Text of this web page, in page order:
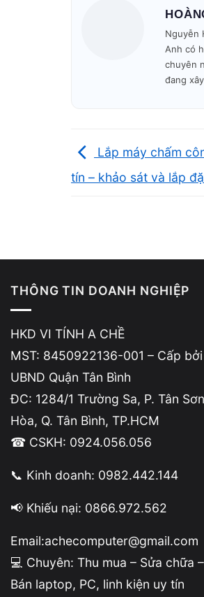
Vi Tính A Chề
như lỗi nguồn,
bàn phím lỗi, pin
tính chính xác
nhân, đưa ra
kỳ hành động
Quy trình
Mọi bước đều
Không thu thêm
mới. Minh bạch
Linh kiện
Nguyễn
Anh có
chuyên
đang
Lắp máy chấm
tín – khảo sát và lắp
THÔNG TIN DOANH NGHIỆP
HKD VI TÍNH A CHỀ
MST: 8450922136-001 – Cấp bởi
UBND Quận Tân Bình
ĐC: 1284/1 Trường Sa, P. Tân Sơn
Hòa, Q. Tân Bình, TP.HCM
☎ CSKH: 0924.056.056
📞 Kinh doanh: 0982.442.144
📢 Khiếu nại: 0866.972.562
Email:achecomputer@gmail.com
💻 Chuyên: Thu mua – Sửa chữa –
Bán laptop, PC, linh kiện uy tín